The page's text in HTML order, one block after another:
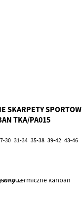
SKARPETY
TKA/PA015
30 31-34 35-38 39-42 43-46